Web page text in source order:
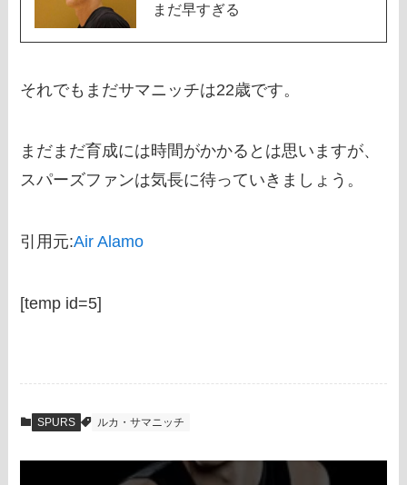
まだ早すぎる
それでもまだサマニッチは22歳です。
まだまだ育成には時間がかかるとは思いますが、
スパーズファンは気長に待っていきましょう。
引用元:Air Alamo
[temp id=5]
SPURS ルカ・サマニッチ